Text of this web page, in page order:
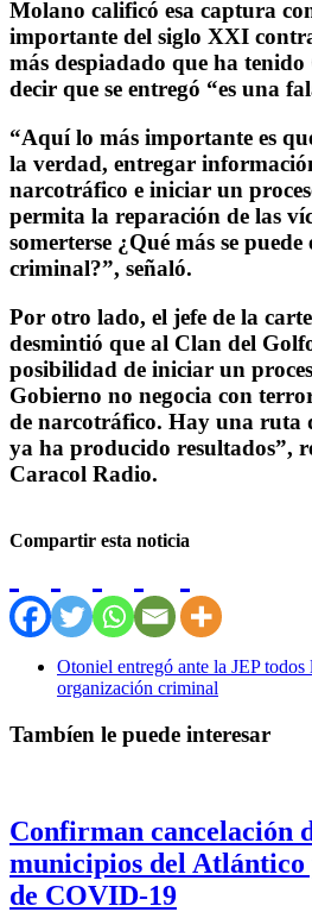
Molano calificó esa captura
importante del siglo XXI
más despiadado que ha
decir que se entregó “es una
“Aquí lo más importante es
la verdad, entregar
narcotráfico e iniciar un
permita la reparación de las
somerterse ¿Qué más se
criminal?”, señaló.
Por otro lado, el jefe de la
desmintió que al Clan del
posibilidad de iniciar un
Gobierno no negocia con
de narcotráfico. Hay una ruta
ya ha producido resultados”,
Caracol Radio.
Compartir esta noticia
Otoniel entregó ante la JEP todos
organización criminal
Tambíen le puede interesar
Confirman cancelación
municipios del
de COVID-19